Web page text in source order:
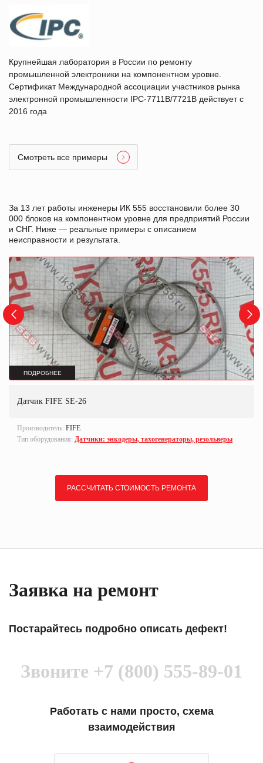
Крупнейшая лаборатория в России по ремонту
промышленной электроники на компонентном уровне.
Сертификат Международной ассоциации участников рынка
электронной промышленности IPC-7711B/7721B действует с
2016 года
Смотреть все примеры
За 13 лет работы инженеры ИК 555 восстановили более 30
000 блоков на компонентном уровне для предприятий России
и СНГ. Ниже — реальные примеры с описанием
неисправности и результата.
ПОДРОБНЕЕ
Датчик FIFE SE-26
Производитель: FIFE
Тип оборудования: Датчики: энкодеры, тахогенераторы, резольверы
РАССЧИТАТЬ СТОИМОСТЬ РЕМОНТА
Заявка на ремонт
Постарайтесь подробно описать дефект!
Звоните +7 (800) 555-89-01
Работать с нами просто, схема
взаимодействия